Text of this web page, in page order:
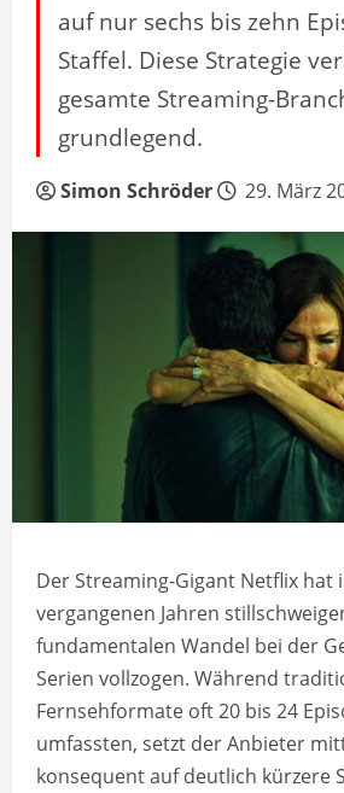
auf nur sechs bis zehn
Staffel. Diese Strategie
gesamte Streaming-
grundlegend.
Simon Schröder 29. März
Der Streaming-Gigant Netflix hat
vergangenen Jahren
fundamentalen Wandel bei der
Serien vollzogen. Während
Fernsehformate oft 20 bis 24
umfassten, setzt der Anbieter
konsequent auf deutlich kürzere